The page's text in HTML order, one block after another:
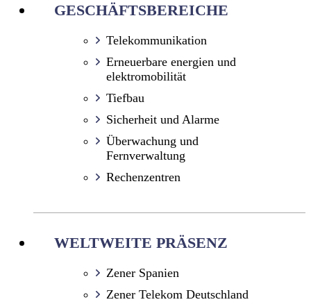
GESCHÄFTSBEREICHE
Telekommunikation
Erneuerbare energien und
elektromobilität
Tiefbau
Sicherheit und Alarme
Überwachung und
Fernverwaltung
Rechenzentren
WELTWEITE PRÄSENZ
Zener Spanien
Zener Telekom Deutschland